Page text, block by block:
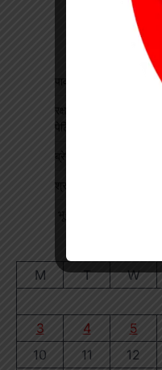
पावरलिफ्टिंग में कोरबा के
रक्षाबंधन पर डाकघरों में
ब्रेकिंग : खेत में विवाद के
M
T W
3
4 5
10
11 12